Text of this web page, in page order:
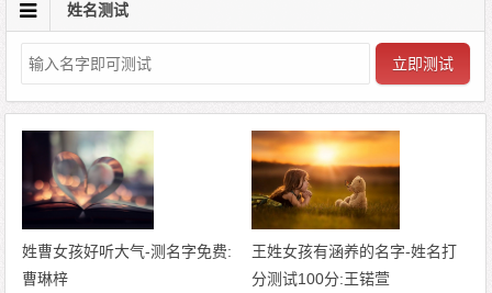
姓名测试
立即测试
姓曹女孩好听大气-测名字免费:
曹琳梓
王姓女孩有涵养的名字-姓名打
分测试100分:王锘萱